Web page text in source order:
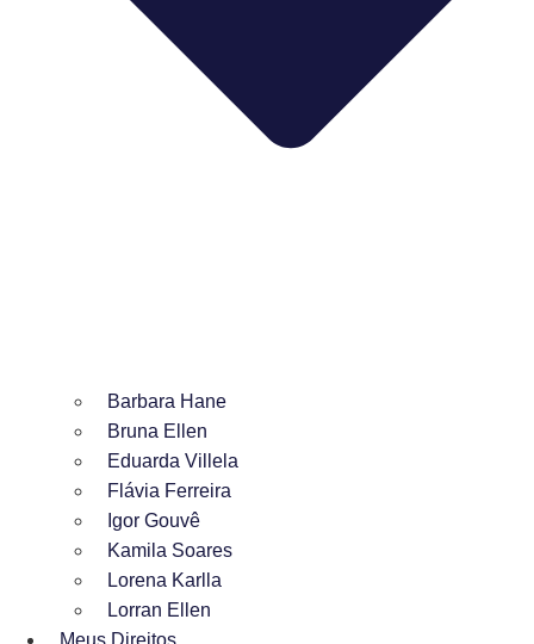
Barbara Hane
Bruna Ellen
Eduarda Villela
Flávia Ferreira
Igor Gouvê
Kamila Soares
Lorena Karlla
Lorran Ellen